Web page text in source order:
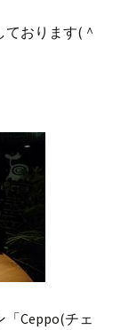
おります(＾
Ceppo(チェ